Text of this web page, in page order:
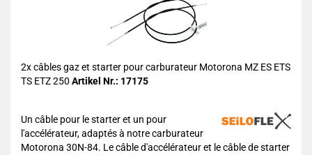
2x câbles gaz et starter pour carburateur Motorona MZ ES ETS
TS ETZ 250 Artikel Nr.: 17175
Un câble pour le starter et un pour
l'accélérateur, adaptés à notre carburateur
Motorona 30N-84. Le câble d'accélérateur et le câble de starter